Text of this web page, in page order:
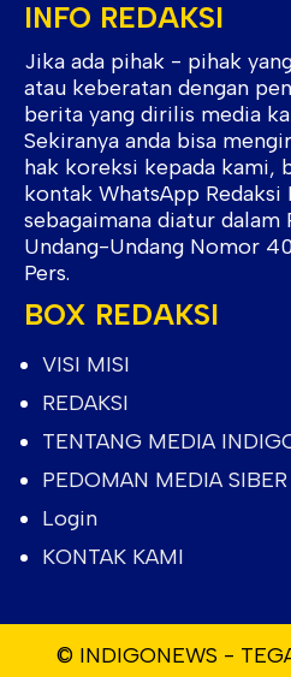
INFO REDAKSI
Jika ada pihak - pihak
atau keberatan dengan
berita yang dirilis media
Sekiranya anda bisa
hak koreksi kepada kami,
kontak WhatsApp Redaksi
sebagaimana diatur dalam
Undang-Undang Nomor
Pers.
BOX REDAKSI
VISI MISI
REDAKSI
TENTANG MEDIA
PEDOMAN MEDIA SIBER
Login
KONTAK KAMI
© INDIGONEWS -